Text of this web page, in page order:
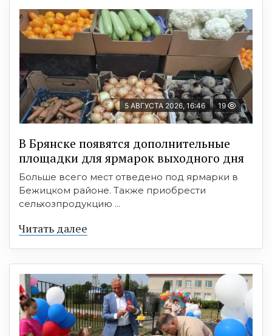
5 АВГУСТА 2026, 16:46 19
В Брянске появятся дополнительные
площадки для ярмарок выходного дня
Больше всего мест отведено под ярмарки в
Бежицком районе. Также приобрести
сельхозпродукцию ...
Читать далее